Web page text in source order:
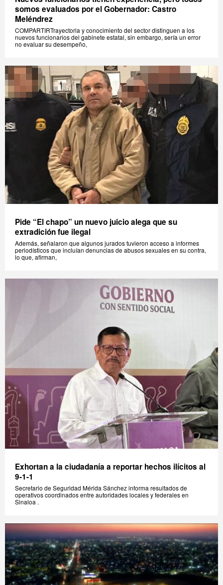
somos evaluados por el Gobernador: Castro
Meléndrez
COMPARTIRTrayectoria y conocimiento del sector distinguen a los
nuevos funcionarios del gabinete estatal, sin embargo, sería un error
no evaluar su desempeño,
Pide “El chapo” un nuevo juicio alega que su
extradición fue ilegal
Además, señalaron que algunos jurados tuvieron acceso a informes
periodísticos que incluían denuncias de abusos sexuales en su contra,
lo que, afirman,
Exhortan a la ciudadanía a reportar hechos ilícitos al
9-1-1
Secretario de Seguridad Mérida Sánchez informa resultados de
operativos coordinados entre autoridades locales y federales en
Sinaloa .